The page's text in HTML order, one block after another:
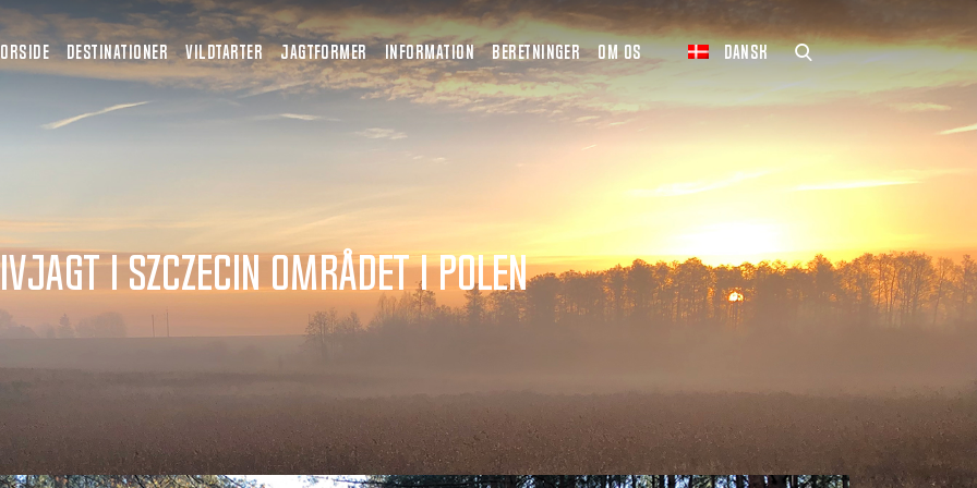
DESTINATIONER VILDTARTER JAGTFORMER INFORMATION BERETNINGER OM OS DANSK
i Szczecin området i Polen